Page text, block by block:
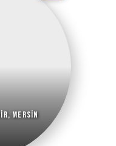
Mersin